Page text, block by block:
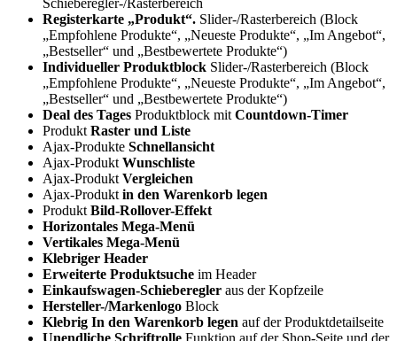
Registerkarte „Produkt“. Slider-/Rasterbereich (Block
„Empfohlene Produkte“, „Neueste Produkte“, „Im Angebot“,
„Bestseller“ und „Bestbewertete Produkte“)
Individueller Produktblock Slider-/Rasterbereich (Block
„Empfohlene Produkte“, „Neueste Produkte“, „Im Angebot“,
„Bestseller“ und „Bestbewertete Produkte“)
Deal des Tages Produktblock mit Countdown-Timer
Produkt Raster und Liste
Ajax-Produkte Schnellansicht
Ajax-Produkt Wunschliste
Ajax-Produkt Vergleichen
Ajax-Produkt in den Warenkorb legen
Produkt Bild-Rollover-Effekt
Horizontales Mega-Menü
Vertikales Mega-Menü
Klebriger Header
Erweiterte Produktsuche im Header
Einkaufswagen-Schieberegler aus der Kopfzeile
Hersteller-/Markenlogo Block
Klebrig In den Warenkorb legen auf der Produktdetailseite
Unendliche Schriftrolle Funktion auf der Shop-Seite und der